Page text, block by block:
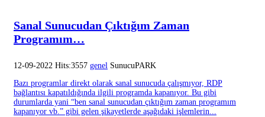
Sanal Sunucudan Çıktığım Zaman
Programım…
12-09-2022 Hits:3557 genel SunucuPARK
Bazı programlar direkt olarak sanal sunucuda çalışmıyor, RDP
bağlantısı kapatıldığında ilgili programda kapanıyor. Bu gibi
durumlarda yani “ben sanal sunucudan çıktığım zaman programım
kapanıyor vb.” gibi gelen şikayetlerde aşağıdaki işlemlerin...